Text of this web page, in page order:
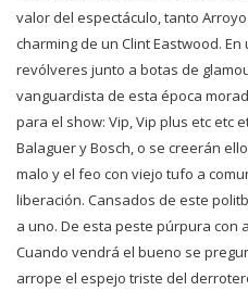
valor del espectáculo, tanto
charming de un Clint Eastwood.
revólveres junto a botas de
vanguardista de esta época
para el show: Vip, Vip plus etc etc
Balaguer y Bosch, o se creerán
malo y el feo con viejo tufo a
liberación. Cansados de este
a uno. De esta peste púrpura con
Cuando vendrá el bueno se
arrope el espejo triste del